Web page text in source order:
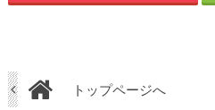
トップページへ